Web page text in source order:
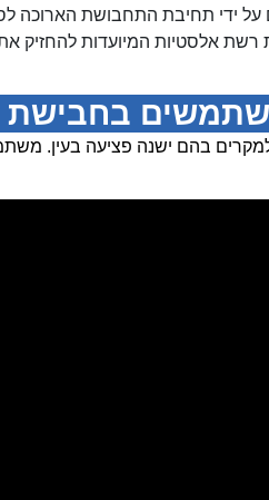
ידי תחיבת התחבושת הארוכה
רשת אלסטיות המיועדות
בחבישת
בהם ישנה פציעה בעין.